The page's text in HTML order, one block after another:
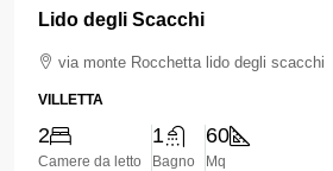
Lido degli Scacchi
via monte Rocchetta lido degli scacchi
VILLETTA
2
Camere da letto
1
Bagno
60
Mq